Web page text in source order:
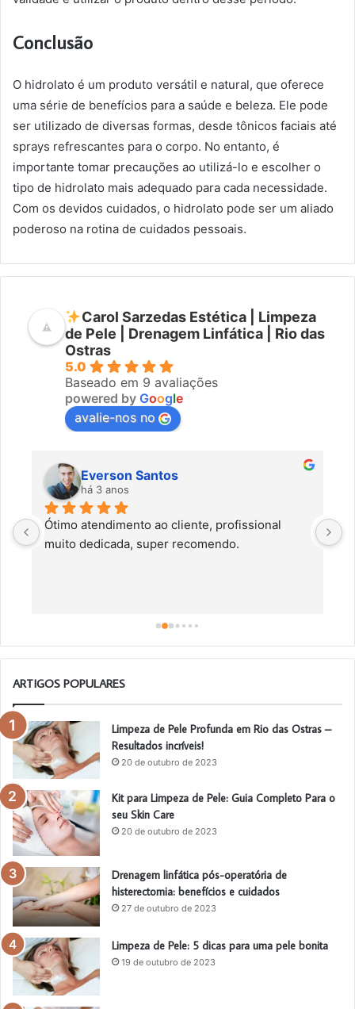
Conclusão
O hidrolato é um produto versátil e natural, que oferece
uma série de benefícios para a saúde e beleza. Ele pode
ser utilizado de diversas formas, desde tônicos faciais até
sprays refrescantes para o corpo. No entanto, é
importante tomar precauções ao utilizá-lo e escolher o
tipo de hidrolato mais adequado para cada necessidade.
Com os devidos cuidados, o hidrolato pode ser um aliado
poderoso na rotina de cuidados pessoais.
Carol Sarzedas Estética | Limpeza
de Pele | Drenagem Linfática | Rio das
Ostras
5.0
Baseado em 9 avaliações
powered by Google
avalie-nos no
Everson Santos
há 3 anos
Ótimo atendimento ao cliente, profissional
muito dedicada, super recomendo.
ARTIGOS POPULARES
Limpeza de Pele Profunda em Rio das Ostras –
Resultados incríveis!
20 de outubro de 2023
Kit para Limpeza de Pele: Guia Completo Para o
seu Skin Care
20 de outubro de 2023
Drenagem linfática pós-operatória de
histerectomia: benefícios e cuidados
27 de outubro de 2023
Limpeza de Pele: 5 dicas para uma pele bonita
19 de outubro de 2023